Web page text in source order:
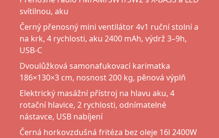
svítilnou, aku
Černý přenosný mini ventilátor 4v1 ruční stolní a
na krk, 4 rychlosti, aku 2400 mAh, výdrž 3–9h,
USB-C
Dvoulůžková samonafukovací karimatka
186×130×3 cm, nosnost 200 kg, pěnová výplň
Elektrický masážní přístroj na hlavu aku, 4
rotační hlavice, 2 rychlosti, odnímatelné
nástavce, USB nabíjení
Černá horkovzdušná fritéza bez oleje 16l 2400W